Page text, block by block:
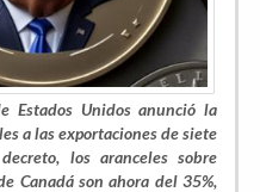
Estados Unidos anunció la
a las exportaciones de siete
los aranceles sobre
Canadá son ahora del 35%,